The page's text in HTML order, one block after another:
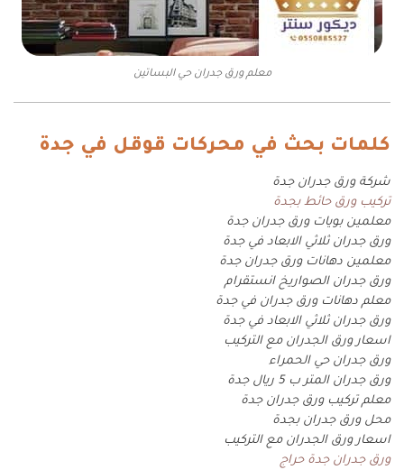
معلم ورق جدران حي البساتين
كلمات بحث في محركات قوقل في جدة
شركة ورق جدران جدة
تركيب ورق حائط بجدة
معلمين بويات ورق جدران جدة
ورق جدران ثلاثي الابعاد في جدة
معلمين دهانات ورق جدران جدة
ورق جدران الصواريخ انستقرام
معلم دهانات ورق جدران في جدة
ورق جدران ثلاثي الابعاد في جدة
اسعار ورق الجدران مع التركيب
ورق جدران حي الحمراء
ورق جدران المتر ب 5 ريال جدة
معلم تركيب ورق جدران جدة
محل ورق جدران بجدة
اسعار ورق الجدران مع التركيب
ورق جدران جدة حراج